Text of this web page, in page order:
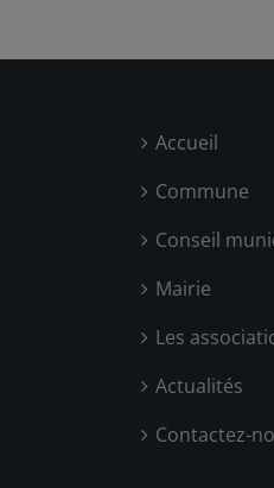
Accueil
Commune
Conseil
Mairie
Les
Actualités
Contactez-